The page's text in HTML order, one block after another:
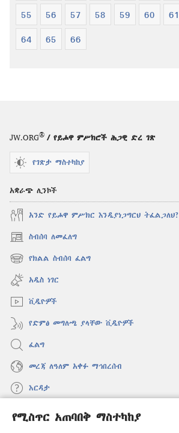
የሚስጥር አጠባበቅ ማስተካከያ
55 56 57 58 59 60 61
64 65 66
JW.ORG® / የይሖዋ ምሥክሮች ሕጋዊ ድረ ገጽ
የገጽታ ማስተካከያ
አቋራጭ ሊንኮች
አንድ የይሖዋ ምሥክር እንዲያነጋግርህ ትፈልጋለህ?
ስብሰባ ለመፈለግ
(አዲስ
ዊንዶው
ክፈት)
የክልል ስብሰባ ፈልግ
(አዲስ
ዊንዶው
ክፈት)
አዲስ ነገር
ቪዲዮዎች
የድምፅ መግለጫ ያላቸው ቪዲዮዎች
ፈልግ
መረጃ ለዓለም አቀፉ ማኅበረሰብ
እርዳታ
መዋጮዎች
(አዲስ